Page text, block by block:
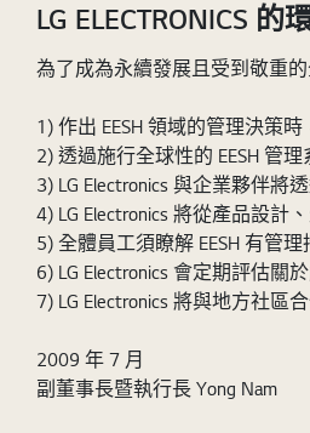
LG ELECTRONICS 的
為了成為永續發展且受到敬重的
1) 作出 EESH 領域的管理決策
2) 透過施行全球性的 EESH 管
3) LG Electronics 與企業夥伴將
4) LG Electronics 將從產品設計
5) 全體員工須瞭解 EESH 有管
6) LG Electronics 會定期評估
7) LG Electronics 將與地方社區
2009 年 7 月
副董事長暨執行長 Yong Nam